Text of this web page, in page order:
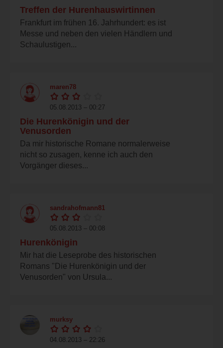
Treffen der Hurenhauswirtinnen
Frankfurt im frühen 16. Jahrhundert: es ist
Messe und neben den vielen Händlern und
Schaulustigen...
maren78
05.08.2013 – 00:27
Die Hurenkönigin und der
Venusorden
Da mir historische Romane normalerweise
nicht so zusagen, kenne ich auch den
Vorgänger dieses...
sandrahofmann81
05.08.2013 – 00:08
Hurenkönigin
Mir hat die Leseprobe des historischen
Romans "Die Hurenkönigin und der
Venusorden" von Ursula...
murksy
04.08.2013 – 22:26